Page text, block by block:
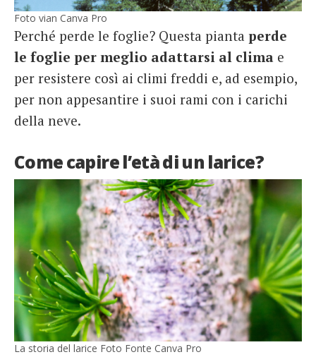
Foto vian Canva Pro
Perché perde le foglie? Questa pianta perde
le foglie per meglio adattarsi al clima e
per resistere così ai climi freddi e, ad esempio,
per non appesantire i suoi rami con i carichi
della neve.
Come capire l’età di un larice?
La storia del larice Foto Fonte Canva Pro